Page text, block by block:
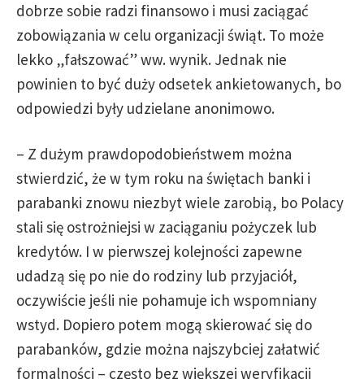
dobrze sobie radzi finansowo i musi zaciągać
zobowiązania w celu organizacji świąt. To może
lekko „fałszować” ww. wynik. Jednak nie
powinien to być duży odsetek ankietowanych, bo
odpowiedzi były udzielane anonimowo.
– Z dużym prawdopodobieństwem można
stwierdzić, że w tym roku na świętach banki i
parabanki znowu niezbyt wiele zarobią, bo Polacy
stali się ostrożniejsi w zaciąganiu pożyczek lub
kredytów. I w pierwszej kolejności zapewne
udadzą się po nie do rodziny lub przyjaciół,
oczywiście jeśli nie pohamuje ich wspomniany
wstyd. Dopiero potem mogą skierować się do
parabanków, gdzie można najszybciej załatwić
formalności – często bez większej weryfikacji